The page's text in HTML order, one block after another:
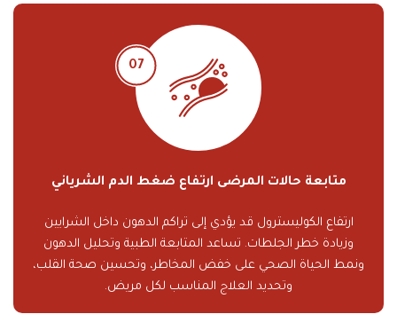
متابعة حالات المرضى ارتفاع ضغط الدم الشرياني
ارتفاع الكوليسترول قد يؤدي إلى تراكم الدهون داخل الشرايين
وزيادة خطر الجلطات. تساعد المتابعة الطبية وتحليل الدهون
ونمط الحياة الصحي على خفض المخاطر، وتحسين صحة القلب،
وتحديد العلاج المناسب لكل مريض.